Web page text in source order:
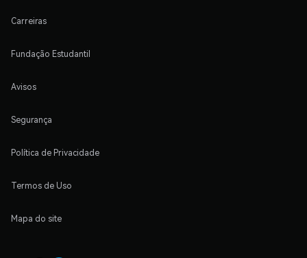
Carreiras
Fundação Estudantil
Avisos
Segurança
Política de Privacidade
Termos de Uso
Mapa do site